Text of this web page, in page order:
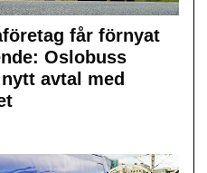
får förnyat
Oslobuss
avtal med